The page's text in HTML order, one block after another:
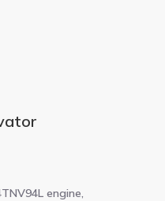
engine,